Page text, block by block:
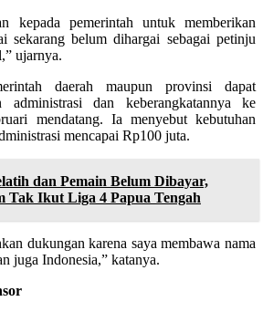
kepada pemerintah untuk memberikan
sekarang belum dihargai sebagai petinju
ujarnya.
daerah maupun provinsi dapat
administrasi dan keberangkatannya ke
mendatang. Ia menyebut kebutuhan
mencapai Rp100 juta.
dan Pemain Belum Dibayar,
Tak Ikut Liga 4 Papua Tengah
dukungan karena saya membawa nama
juga Indonesia,” katanya.